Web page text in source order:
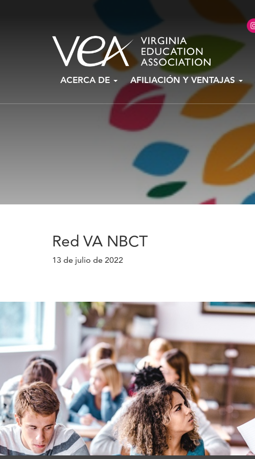
ACERCA DE AFILIACIÓN Y VENTAJAS
Red VA NBCT
13 de julio de 2022